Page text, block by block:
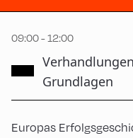
09:00 - 12:00
Grundlagen
Europas